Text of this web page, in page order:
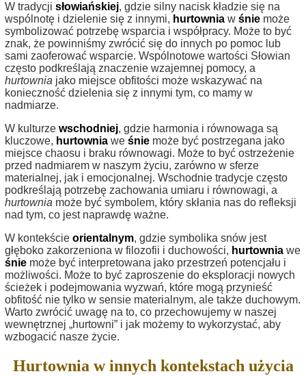
W tradycji słowiańskiej, gdzie silny nacisk kładzie się na
wspólnotę i dzielenie się z innymi, hurtownia w śnie może
symbolizować potrzebę wsparcia i współpracy. Może to być
znak, że powinniśmy zwrócić się do innych po pomoc lub
sami zaoferować wsparcie. Wspólnotowe wartości Słowian
często podkreślają znaczenie wzajemnej pomocy, a
hurtownia jako miejsce obfitości może wskazywać na
konieczność dzielenia się z innymi tym, co mamy w
nadmiarze.
W kulturze wschodniej, gdzie harmonia i równowaga są
kluczowe, hurtownia we śnie może być postrzegana jako
miejsce chaosu i braku równowagi. Może to być ostrzeżenie
przed nadmiarem w naszym życiu, zarówno w sferze
materialnej, jak i emocjonalnej. Wschodnie tradycje często
podkreślają potrzebę zachowania umiaru i równowagi, a
hurtownia może być symbolem, który skłania nas do refleksji
nad tym, co jest naprawdę ważne.
W kontekście orientalnym, gdzie symbolika snów jest
głęboko zakorzeniona w filozofii i duchowości, hurtownia we
śnie może być interpretowana jako przestrzeń potencjału i
możliwości. Może to być zaproszenie do eksploracji nowych
ścieżek i podejmowania wyzwań, które mogą przynieść
obfitość nie tylko w sensie materialnym, ale także duchowym.
Warto zwrócić uwagę na to, co przechowujemy w naszej
wewnętrznej „hurtowni” i jak możemy to wykorzystać, aby
wzbogacić nasze życie.
Hurtownia w innych kontekstach użycia